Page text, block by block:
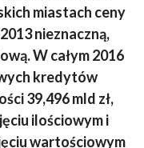
miastach ceny
nieznaczną,
W całym 2016
kredytów
39,496 mld zł,
ilościowym i
wartościowym